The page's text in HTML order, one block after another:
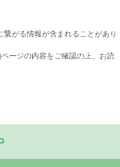
繋がる情報が含まれることがあり
ージの内容をご確認の上、お読